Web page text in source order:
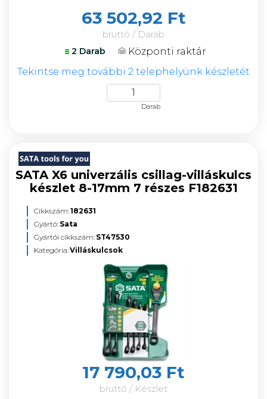
63 502,92 Ft
bruttó / Darab
2 Darab
Központi raktár
Tekintse meg további 2 telephelyünk készletét
Darab
SATA X6 univerzális csillag-villáskulcs
készlet 8-17mm 7 részes F182631
Cikkszám:182631
Gyártó: Sata
Gyártói cikkszám: ST47530
Kategória:Villáskulcsok
17 790,03 Ft
bruttó / Készlet